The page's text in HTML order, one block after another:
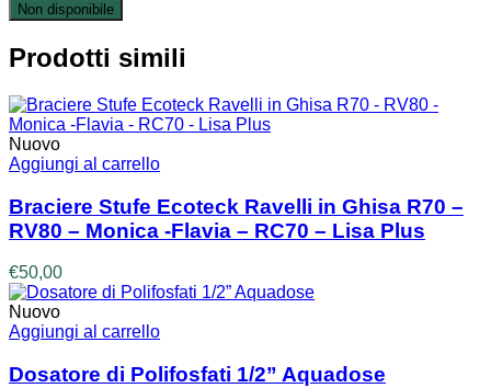
Non disponibile
Prodotti simili
Nuovo
Aggiungi al carrello
Braciere Stufe Ecoteck Ravelli in Ghisa R70 –
RV80 – Monica -Flavia – RC70 – Lisa Plus
€50,00
Nuovo
Aggiungi al carrello
Dosatore di Polifosfati 1/2” Aquadose